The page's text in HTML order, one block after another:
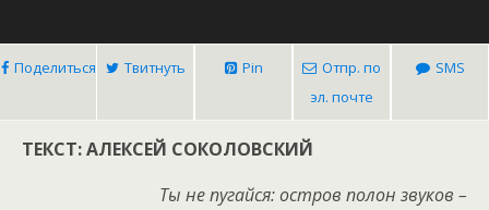
Поделиться Твитнуть Pin
Отпр. по
эл. почте
SMS
ТЕКСТ: АЛЕКСЕЙ СОКОЛОВСКИЙ
Ты не пугайся: остров полон звуков –